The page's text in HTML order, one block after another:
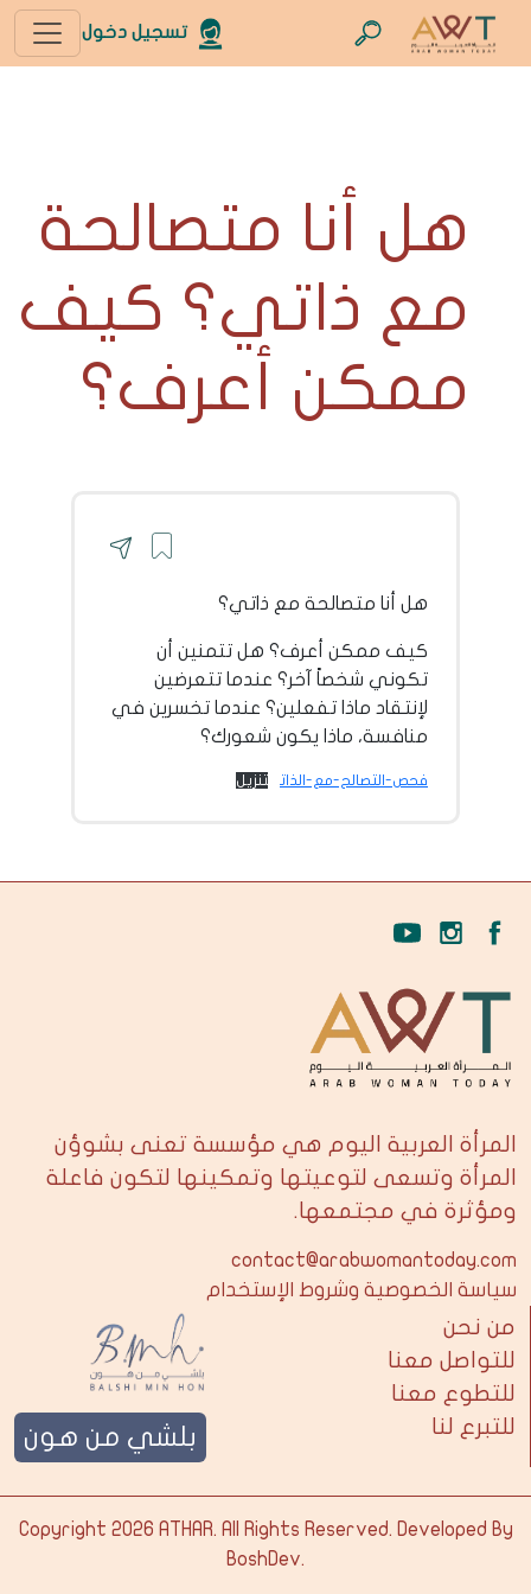
تسجيل دخول
هل أنا متصالحة
مع ذاتي؟ كيف
ممكن أعرف؟
هل أنا متصالحة مع ذاتي؟
كيف ممكن أعرف؟ هل تتمنين أن
تكوني شخصاً آخر؟ عندما تتعرضين
لإنتقاد ماذا تفعلين؟ عندما تخسرين في
منافسة، ماذا يكون شعورك؟
فحص-التصالح-مع-الذات تنزيل
المرأة العربية اليوم هي مؤسسة تعنى بشوؤن
المرأة وتسعى لتوعيتها وتمكينها لتكون فاعلة
ومؤثرة في مجتمعها.
contact@arabwomantoday.com
سياسة الخصوصية وشروط الإستخدام
من نحن
للتواصل معنا
للتطوع معنا
للتبرع لنا
بلشي من هون
Copyright 2026 ATHAR. All Rights Reserved. Developed By
BoshDev.